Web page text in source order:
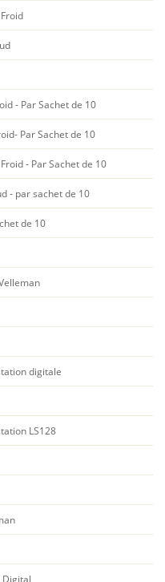
- Par Sachet de 10
Par Sachet de 10
- Par Sachet de 10
- par sachet de 10
de 10
digitale
LS128
Digital